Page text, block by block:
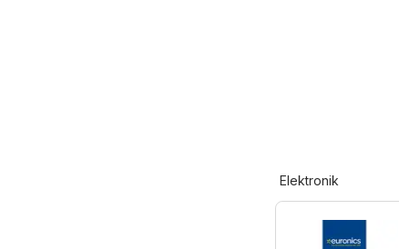
Elektronik